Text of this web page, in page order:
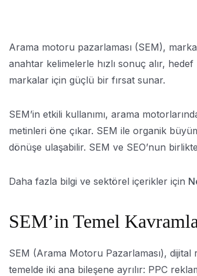
Arama motoru pazarlaması (SEM),
anahtar kelimelerle hızlı sonuç alır,
markalar için güçlü bir fırsat sunar.
SEM’in etkili kullanımı, arama
metinleri öne çıkar. SEM ile organik
dönüşe ulaşabilir. SEM ve SEO’nun
Daha fazla bilgi ve sektörel içerikler için
SEM’in Temel
SEM (Arama Motoru Pazarlaması), dijital
temelde iki ana bileşene ayrılır: PPC